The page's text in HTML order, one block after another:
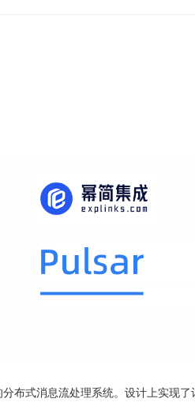
分布式消息流处理系统。设计上实现